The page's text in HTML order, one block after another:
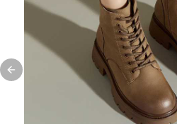
Previous slide